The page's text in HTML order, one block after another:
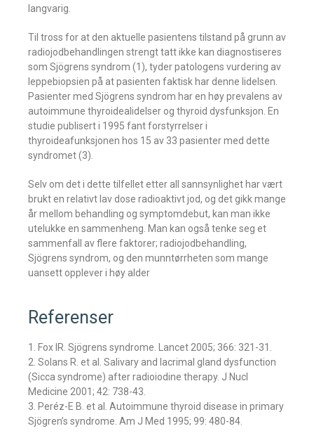
langvarig.
Til tross for at den aktuelle pasientens tilstand på grunn av
radiojodbehandlingen strengt tatt ikke kan diagnostiseres
som Sjögrens syndrom (1), tyder patologens vurdering av
leppebiopsien på at pasienten faktisk har denne lidelsen.
Pasienter med Sjögrens syndrom har en høy prevalens av
autoimmune thyroidealidelser og thyroid dysfunksjon. En
studie publisert i 1995 fant forstyrrelser i
thyroideafunksjonen hos 15 av 33 pasienter med dette
syndromet (3).
Selv om det i dette tilfellet etter all sannsynlighet har vært
brukt en relativt lav dose radioaktivt jod, og det gikk mange
år mellom behandling og symptomdebut, kan man ikke
utelukke en sammenheng. Man kan også tenke seg et
sammenfall av flere faktorer; radiojodbehandling,
Sjögrens syndrom, og den munntørrheten som mange
uansett opplever i høy alder
Referenser
1. Fox IR. Sjögrens syndrome. Lancet 2005; 366: 321-31.
2. Solans R. et al. Salivary and lacrimal gland dysfunction
(Sicca syndrome) after radioiodine therapy. J Nucl
Medicine 2001; 42: 738-43.
3. Peréz-E B. et al. Autoimmune thyroid disease in primary
Sjögren’s syndrome. Am J Med 1995; 99: 480-84.